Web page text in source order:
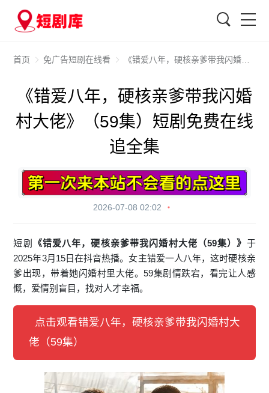
首页 免广告短剧在线看 《错爱八年，硬核亲爹带我闪婚村大佬》（59集）短剧免费在线追全集
《错爱八年，硬核亲爹带我闪婚
村大佬》（59集）短剧免费在线
追全集
2026-07-08 02:02
短剧 《错爱八年，硬核亲爹带我闪婚村大佬（59集）》 于
2025年3月15日在抖音热播。女主错爱一人八年，这时硬核亲
爹出现，带着她闪婚村里大佬。59集剧情跌宕，看完让人感
慨，爱情别盲目，找对人才幸福。
点击观看错爱八年，硬核亲爹带我闪婚村大
佬（59集）